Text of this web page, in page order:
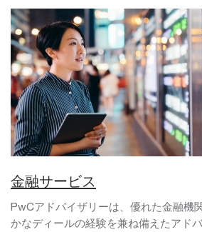
金融サービス
PwCアドバイザリーは、優れた金融機
かなディールの経験を兼ね備えたアド